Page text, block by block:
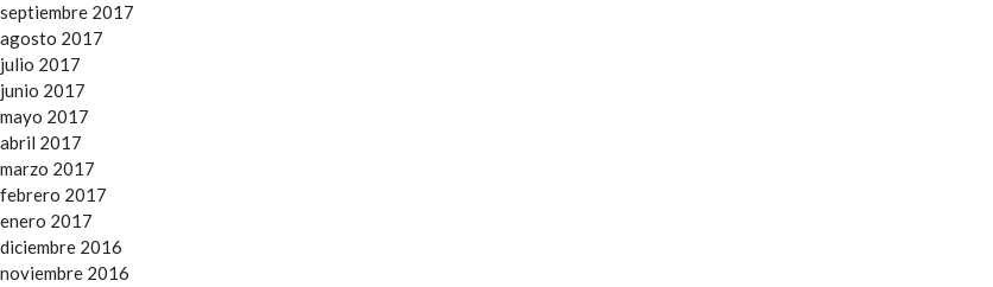
septiembre 2017
agosto 2017
julio 2017
junio 2017
mayo 2017
abril 2017
marzo 2017
febrero 2017
enero 2017
diciembre 2016
noviembre 2016